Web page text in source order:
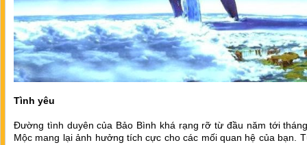
Tình yêu
Đường tình duyên của Bảo Bình khá rạng rỡ từ đầu năm tới
Mộc mang lại ảnh hưởng tích cực cho các mối quan hệ của bạn.